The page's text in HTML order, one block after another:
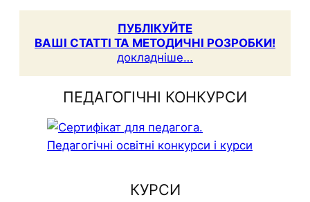
ПУБЛІКУЙТЕ
ВАШІ СТАТТІ ТА МЕТОДИЧНІ РОЗРОБКИ!
докладніше…
ПЕДАГОГІЧНІ КОНКУРСИ
КУРСИ